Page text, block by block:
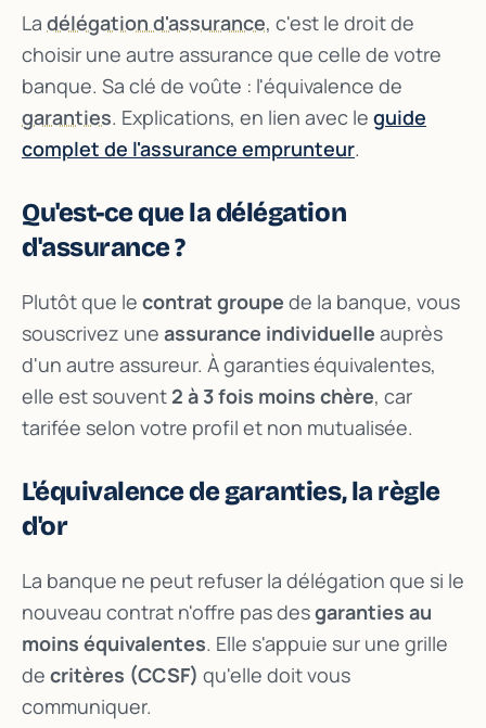
La délégation d'assurance, c'est le droit de
choisir une autre assurance que celle de votre
banque. Sa clé de voûte : l'équivalence de
garanties. Explications, en lien avec le guide
complet de l'assurance emprunteur.
Qu'est-ce que la délégation
d'assurance ?
Plutôt que le contrat groupe de la banque, vous
souscrivez une assurance individuelle auprès
d'un autre assureur. À garanties équivalentes,
elle est souvent 2 à 3 fois moins chère, car
tarifée selon votre profil et non mutualisée.
L'équivalence de garanties, la règle
d'or
La banque ne peut refuser la délégation que si le
nouveau contrat n'offre pas desgaranties au
moins équivalentes. Elle s'appuie sur une grille
de critères (CCSF) qu'elle doit vous
communiquer.